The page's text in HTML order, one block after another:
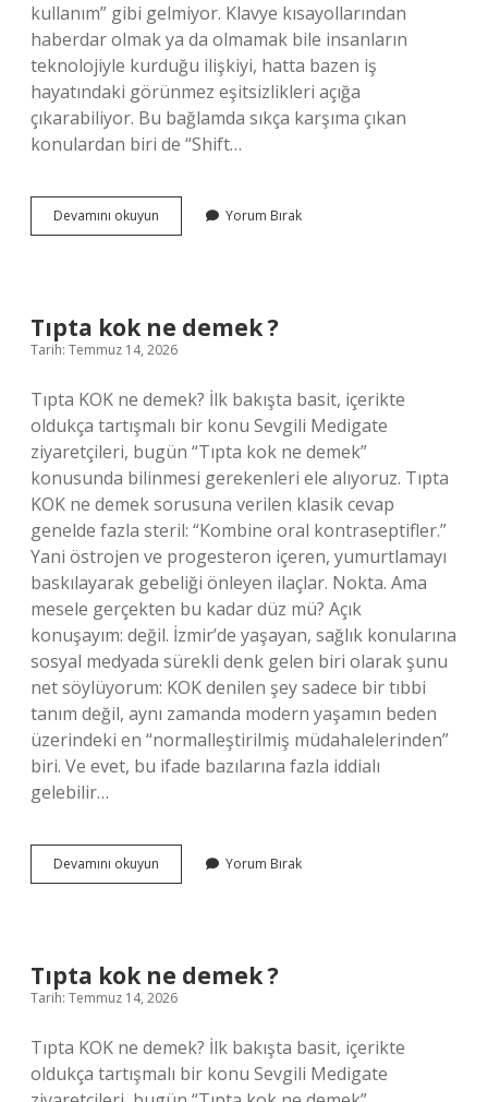
kullanım” gibi gelmiyor. Klavye kısayollarından
haberdar olmak ya da olmamak bile insanların
teknolojiyle kurduğu ilişkiyi, hatta bazen iş
hayatındaki görünmez eşitsizlikleri açığa
çıkarabiliyor. Bu bağlamda sıkça karşıma çıkan
konulardan biri de “Shift…
Devamını okuyun
insert
Yorum Bırak
Tıpta kok ne demek ?
Tarih: Temmuz 14, 2026
Tıpta KOK ne demek? İlk bakışta basit, içerikte
oldukça tartışmalı bir konu Sevgili Medigate
ziyaretçileri, bugün “Tıpta kok ne demek”
konusunda bilinmesi gerekenleri ele alıyoruz. Tıpta
KOK ne demek sorusuna verilen klasik cevap
genelde fazla steril: “Kombine oral kontraseptifler.”
Yani östrojen ve progesteron içeren, yumurtlamayı
baskılayarak gebeliği önleyen ilaçlar. Nokta. Ama
mesele gerçekten bu kadar düz mü? Açık
konuşayım: değil. İzmir’de yaşayan, sağlık konularına
sosyal medyada sürekli denk gelen biri olarak şunu
net söylüyorum: KOK denilen şey sadece bir tıbbi
tanım değil, aynı zamanda modern yaşamın beden
üzerindeki en “normalleştirilmiş müdahalelerinden”
biri. Ve evet, bu ifade bazılarına fazla iddialı
gelebilir…
Devamını okuyun
kok
Yorum Bırak
Tıpta kok ne demek ?
Tarih: Temmuz 14, 2026
Tıpta KOK ne demek? İlk bakışta basit, içerikte
oldukça tartışmalı bir konu Sevgili Medigate